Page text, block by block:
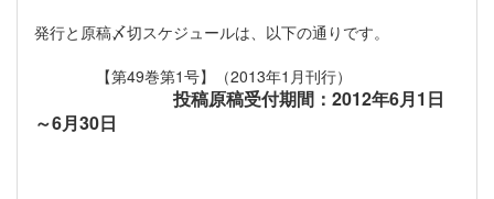
発行と原稿〆切スケジュールは、以下の通りです。
【第49巻第1号】（2013年1月刊行）
投稿原稿受付期間：2012年6月1日
～6月30日